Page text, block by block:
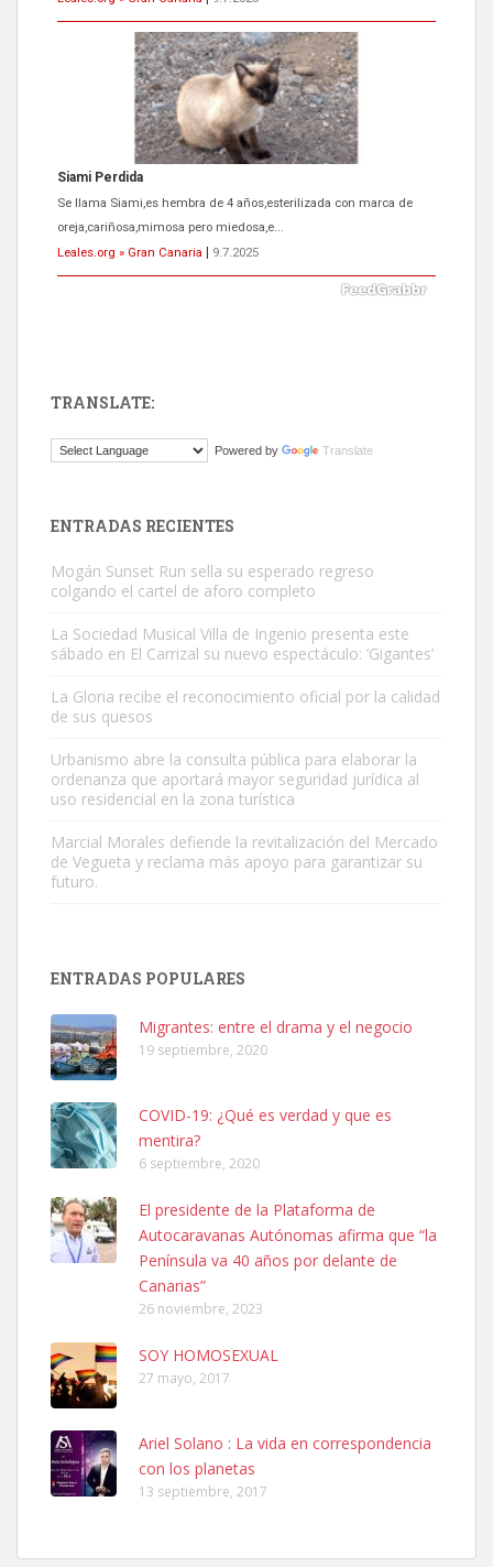
Siami Perdida
Se llama Siami,es hembra de 4 años,esterilizada con marca de
oreja,cariñosa,mimosa pero miedosa,e...
Leales.org » Gran Canaria
9.7.2025
El ayuntamiento se va a llevar a Los Gatos callejeros de la zona los
Este gato macho ha aparecido en la calle hace menos de un mes,
Leales.org » Gran Canaria | 9.7.2025
Leales.org » Gran Canaria
SHIBA PERDIDO AVDA JOSE MESA Y LOPEZ
PERRO MACHO RAZA SHIBA CON MICROCHIP PERDIDO HOY
06/07/2025 ZONA MESA Y LOPEZ. ES MUY ASUSTADIZO
Leales.org » Gran Canaria
6.7.2025
Ninfa perdida
El día 5 se los perdió una ninfa papillera, asustada tiene miedo a la
calle, se perdió por la zon...
TRANSLATE:
Powered by Translate
ENTRADAS RECIENTES
Mogán Sunset Run sella su esperado regreso
colgando el cartel de aforo completo
La Sociedad Musical Villa de Ingenio presenta este
sábado en El Carrizal su nuevo espectáculo: ‘Gigantes’
La Gloria recibe el reconocimiento oficial por la calidad
de sus quesos
Urbanismo abre la consulta pública para elaborar la
ordenanza que aportará mayor seguridad jurídica al
uso residencial en la zona turística
Marcial Morales defiende la revitalización del Mercado
de Vegueta y reclama más apoyo para garantizar su
futuro.
ENTRADAS POPULARES
Migrantes: entre el drama y el negocio
19 septiembre, 2020
COVID-19: ¿Qué es verdad y que es
mentira?
6 septiembre, 2020
El presidente de la Plataforma de
Autocaravanas Autónomas afirma que “la
Península va 40 años por delante de
Canarias”
26 noviembre, 2023
SOY HOMOSEXUAL
27 mayo, 2017
Ariel Solano : La vida en correspondencia
con los planetas
13 septiembre, 2017